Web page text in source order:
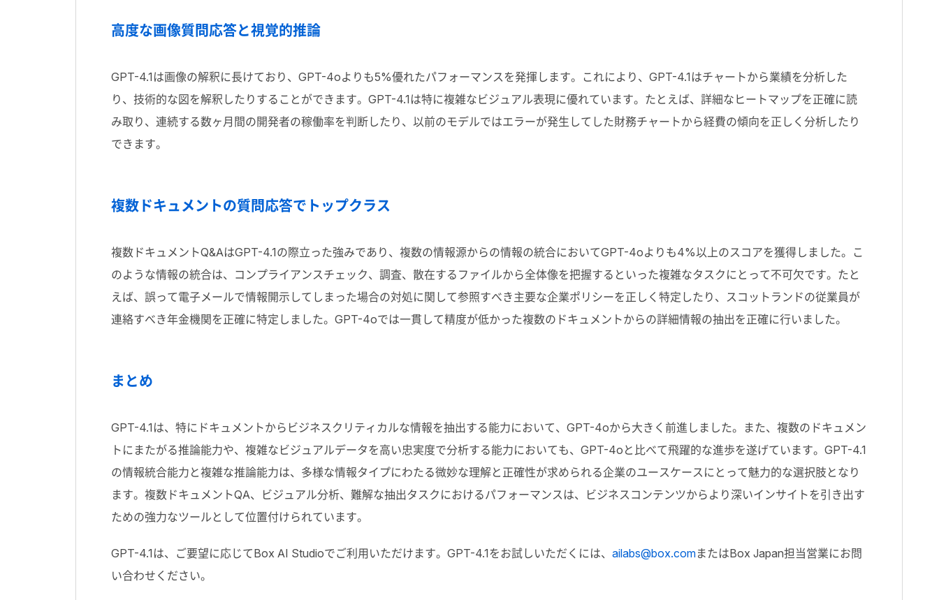
高度な画像質問応答と視覚的推論
GPT-4.1は画像の解釈に長けており、GPT-4oよりも5%優れたパフォーマンスを発揮します。これにより、GPT-4.1はチャートから業績を分析した
り、技術的な図を解釈したりすることができます。GPT-4.1は特に複雑なビジュアル表現に優れています。たとえば、詳細なヒートマップを正確に読
み取り、連続する数ヶ月間の開発者の稼働率を判断したり、以前のモデルではエラーが発生してした財務チャートから経費の傾向を正しく分析したり
できます。
複数ドキュメントの質問応答でトップクラス
複数ドキュメントQ&AはGPT-4.1の際立った強みであり、複数の情報源からの情報の統合においてGPT-4oよりも4%以上のスコアを獲得しました。こ
のような情報の統合は、コンプライアンスチェック、調査、散在するファイルから全体像を把握するといった複雑なタスクにとって不可欠です。たと
えば、誤って電子メールで情報開示してしまった場合の対処に関して参照すべき主要な企業ポリシーを正しく特定したり、スコットランドの従業員が
連絡すべき年金機関を正確に特定しました。GPT-4oでは一貫して精度が低かった複数のドキュメントからの詳細情報の抽出を正確に行いました。
まとめ
GPT-4.1は、特にドキュメントからビジネスクリティカルな情報を抽出する能力において、GPT-4oから大きく前進しました。また、複数のドキュメン
トにまたがる推論能力や、複雑なビジュアルデータを高い忠実度で分析する能力においても、GPT-4oと比べて飛躍的な進歩を遂げています。GPT-4.1
の情報統合能力と複雑な推論能力は、多様な情報タイプにわたる微妙な理解と正確性が求められる企業のユースケースにとって魅力的な選択肢となり
ます。複数ドキュメントQA、ビジュアル分析、難解な抽出タスクにおけるパフォーマンスは、ビジネスコンテンツからより深いインサイトを引き出す
ための強力なツールとして位置付けられています。
GPT-4.1は、ご要望に応じてBox AI Studioでご利用いただけます。GPT-4.1をお試しいただくには、 ailabs@box.comまたはBox Japan担当営業にお問
い合わせください。